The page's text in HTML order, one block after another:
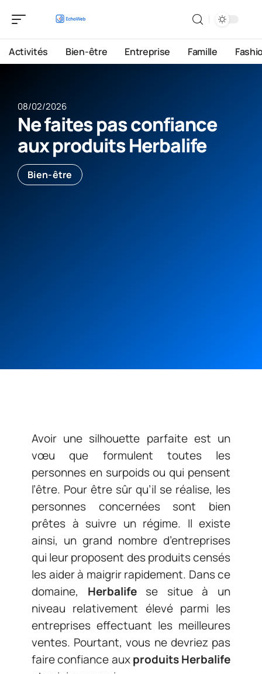
Activités Bien-être Entreprise Famille
08/02/2026
Ne faites pas confiance
aux produits Herbalife
Bien-être
Avoir une silhouette parfaite est un
vœu que formulent toutes les
personnes en surpoids ou qui pensent
l’être. Pour être sûr qu’il se réalise, les
personnes concernées sont bien
prêtes à suivre un régime. Il existe
ainsi, un grand nombre d’entreprises
qui leur proposent des produits censés
les aider à maigrir rapidement. Dans ce
domaine, Herbalifese situe à un
niveau relativement élevé parmi les
entreprises effectuant les meilleures
ventes. Pourtant, vous ne devriez pas
faire confiance auxproduits Herbalife